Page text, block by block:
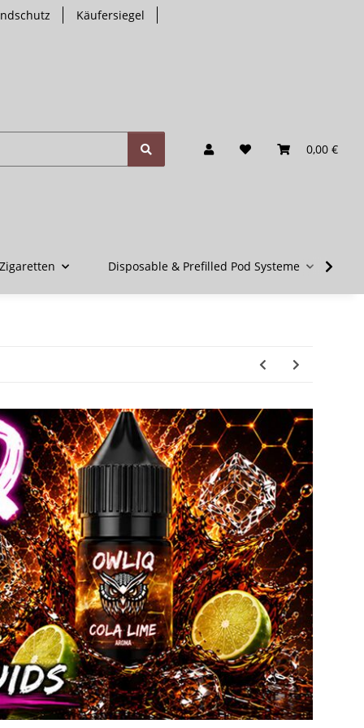
Käufersiegel
0,00 €
Disposable & Prefilled Pod Systeme